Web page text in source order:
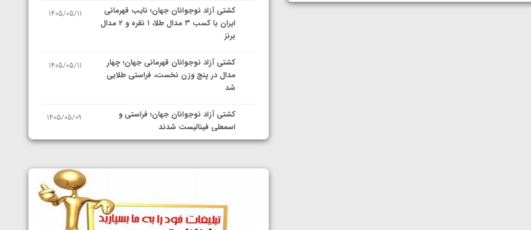
کشتی آزاد نوجوانان جهان؛ نایب قهرمانی
ایران با کسب ۳ مدال طلا، ۱ نقره و ۲ مدال
برنز
1405/05/11
کشتی آزاد نوجوانان قهرمانی جهان؛ چهار
مدال در پنج وزن نخست، فراستی طلایی
شد
1405/05/11
کشتی آزاد نوجوانان جهان؛ فراستی و
اسمعلی فینالیست شدند
1405/05/09
نمایندگان ایران مشخص شدند
سوم برای ایران
1405/05/07